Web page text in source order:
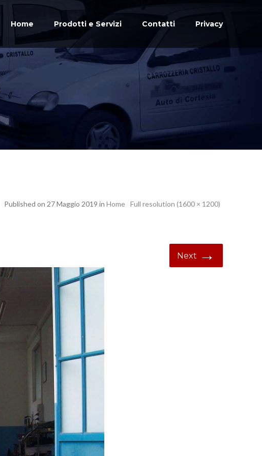
Home Prodotti e Servizi Contatti Privacy
Published on 27 Maggio 2019 in Home Full resolution (1600 × 1200)
Next →